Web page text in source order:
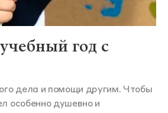
год с
дела и помощи другим. Чтобы
особенно душевно и